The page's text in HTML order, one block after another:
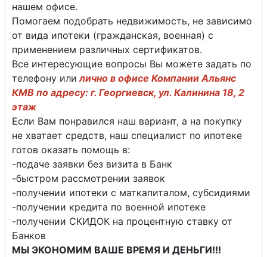
нашем офисе.
Помогаем подобрать недвижимость, не зависимо
от вида ипотеки (гражданская, военная) с
применением различных сертификатов.
Все интересующие вопросы Вы можете задать по
телефону или лично в офисе Компании Альянс
КМВ по адресу: г. Георгиевск, ул. Калинина 18, 2
этаж
Если Вам понравился наш вариант, а на покупку
не хватает средств, наш специалист по ипотеке
готов оказать помощь в:
-подаче заявки без визита в Банк
-быстром рассмотрении заявок
-получении ипотеки с маткапиталом, субсидиями
-получении кредита по военной ипотеке
-получении СКИДОК на процентную ставку от
Банков
МЫ ЭКОНОМИМ ВАШЕ ВРЕМЯ И ДЕНЬГИ!!!